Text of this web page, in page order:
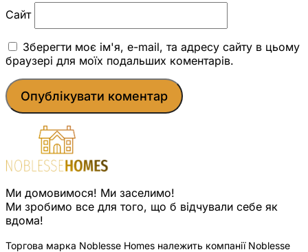
Сайт
Зберегти моє ім'я, e-mail, та адресу сайту в цьому
браузері для моїх подальших коментарів.
Ми домовимося! Ми заселимо!
Ми зробимо все для того, що б відчували себе як
вдома!
Торгова марка Noblesse Homes належить компанії Noblesse